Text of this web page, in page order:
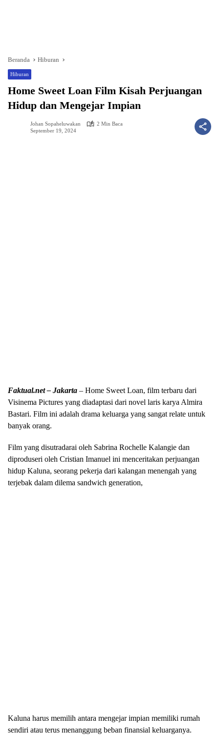
Beranda Hiburan
Hiburan
Home Sweet Loan Film Kisah Perjuangan
Hidup dan Mengejar Impian
Johan Sopaheluwakan
2 Min Baca
September 19, 2024
Faktual.net – Jakarta – Home Sweet Loan, film terbaru dari
Visinema Pictures yang diadaptasi dari novel laris karya Almira
Bastari. Film ini adalah drama keluarga yang sangat relate untuk
banyak orang.
Film yang disutradarai oleh Sabrina Rochelle Kalangie dan
diproduseri oleh Cristian Imanuel ini menceritakan perjuangan
hidup Kaluna, seorang pekerja dari kalangan menengah yang
terjebak dalam dilema sandwich generation,
Kaluna harus memilih antara mengejar impian memiliki rumah
sendiri atau terus menanggung beban finansial keluarganya.